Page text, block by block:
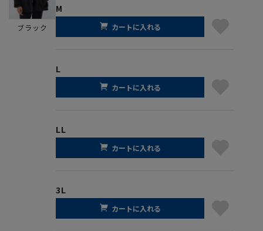
ブラック
M
カートに入れる
L
カートに入れる
LL
カートに入れる
3L
カートに入れる